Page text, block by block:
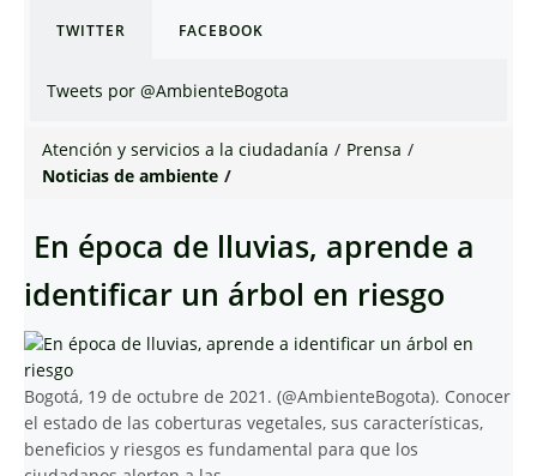
TWITTER FACEBOOK
Tweets por @AmbienteBogota
Atención y servicios a la ciudadanía / Prensa /
Noticias de ambiente /
En época de lluvias, aprende a
identificar un árbol en riesgo
Bogotá, 19 de octubre de 2021. (@AmbienteBogota). Conocer
el estado de las coberturas vegetales, sus características,
beneficios y riesgos es fundamental para que los